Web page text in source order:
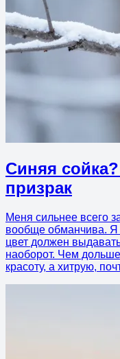
Синяя
призрак
Меня сильнее всего
вообще обманчива. Я
цвет должен
наоборот. Чем
красоту, а хитрую,